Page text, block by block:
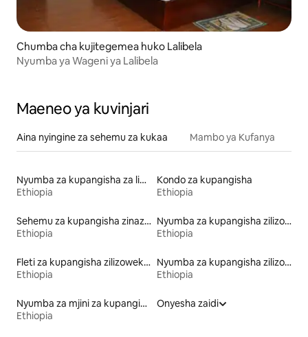
Chumba cha kujitegemea huko Lalibela
Nyumba ya Wageni ya Lalibela
Maeneo ya kuvinjari
Aina nyingine za sehemu za kukaa Mambo ya Kufanya
Nyumba za kupangisha za likizo
Ethiopia
Kondo za kupangisha
Ethiopia
Sehemu za kupangisha zinazowafaa wanyama vipenzi
Ethiopia
Nyumba za kupangisha zilizo na sauna
Ethiopia
Fleti za kupangisha zilizowekewa huduma
Ethiopia
Nyumba za kupangisha zilizo na beseni la maji moto
Ethiopia
Nyumba za mjini za kupangisha
Ethiopia
Onyesha zaidi